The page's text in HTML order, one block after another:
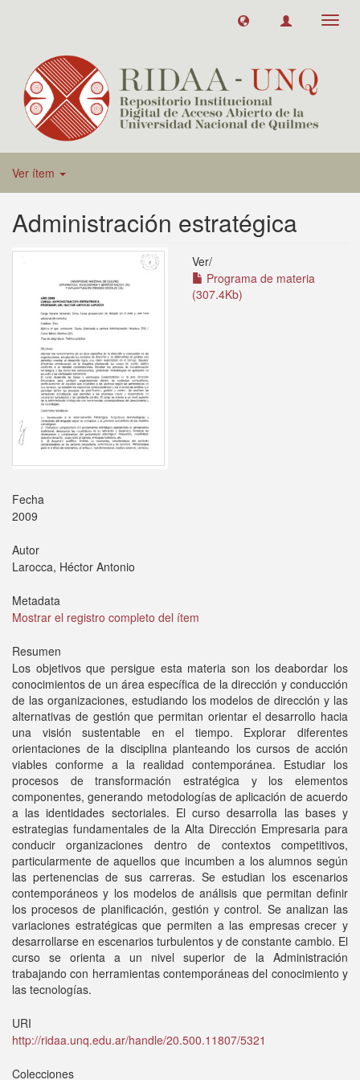
Ver ítem
Administración estratégica
Ver/
Programa de materia
(307.4Kb)
Fecha
2009
Autor
Larocca, Héctor Antonio
Metadata
Mostrar el registro completo del ítem
Resumen
Los objetivos que persigue esta materia son los deabordar los
conocimientos de un área específica de la dirección y conducción
de las organizaciones, estudiando los modelos de dirección y las
alternativas de gestión que permitan orientar el desarrollo hacia
una visión sustentable en el tiempo. Explorar diferentes
orientaciones de la disciplina planteando los cursos de acción
viables conforme a la realidad contemporánea. Estudiar los
procesos de transformación estratégica y los elementos
componentes, generando metodologías de aplicación de acuerdo
a las identidades sectoriales. El curso desarrolla las bases y
estrategias fundamentales de la Alta Dirección Empresaria para
conducir organizaciones dentro de contextos competitivos,
particularmente de aquellos que incumben a los alumnos según
las pertenencias de sus carreras. Se estudian los escenarios
contemporáneos y los modelos de análisis que permitan definir
los procesos de planificación, gestión y control. Se analizan las
variaciones estratégicas que permiten a las empresas crecer y
desarrollarse en escenarios turbulentos y de constante cambio. El
curso se orienta a un nivel superior de la Administración
trabajando con herramientas contemporáneas del conocimiento y
las tecnologías.
URI
http://ridaa.unq.edu.ar/handle/20.500.11807/5321
Colecciones